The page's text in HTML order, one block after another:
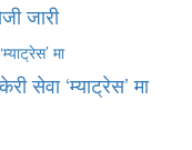
जारी
सेवा ‘म्याट्रेस’ मा